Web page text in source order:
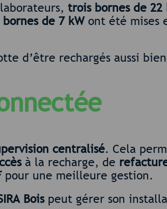
trois bornes de 22
de 7 kWont été mises
d’être rechargés aussi
centralisé. Cela
à la recharge, de
pour une meilleure gestion.
Boispeut gérer son